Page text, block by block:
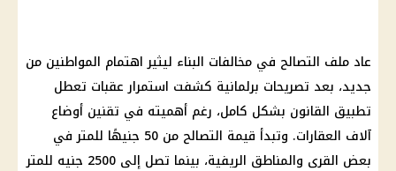
عاد ملف التصالح في مخالفات البناء ليثير اهتمام المواطنين من
جديد، بعد تصريحات برلمانية كشفت استمرار عقبات تعطل
تطبيق القانون بشكل كامل، رغم أهميته في تقنين أوضاع
آلاف العقارات. وتبدأ قيمة التصالح من 50 جنيهًا للمتر في
بعض القرى والمناطق الريفية، بينما تصل إلى 2500 جنيه للمتر